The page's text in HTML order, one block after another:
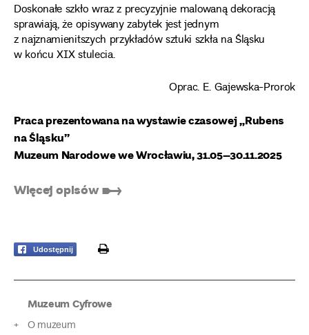
Doskonałe szkło wraz z precyzyjnie malowaną dekoracją
sprawiają, że opisywany zabytek jest jednym
z najznamienitszych przykładów sztuki szkła na Śląsku
w końcu XIX stulecia.
Oprac. E. Gajewska-Prorok
Praca prezentowana na wystawie czasowej „Rubens
na Śląsku”
Muzeum Narodowe we Wrocławiu, 31.05–30.11.2025
Więcej opisów ➸
Udostępnij print
Muzeum Cyfrowe
O muzeum